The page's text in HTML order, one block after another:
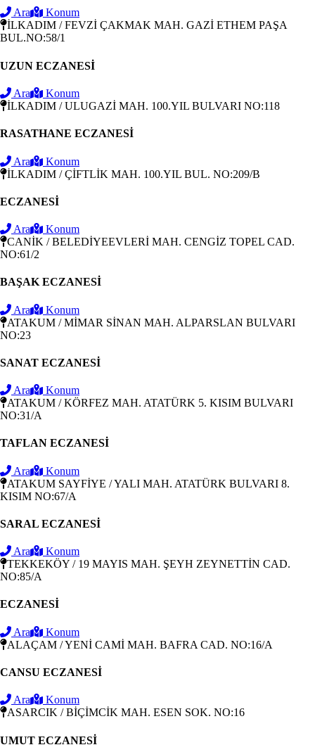
Ara
Konum
İLKADIM / FEVZİ ÇAKMAK MAH. GAZİ ETHEM PAŞA
BUL.NO:58/1
UZUN ECZANESİ
Ara
Konum
İLKADIM / ULUGAZİ MAH. 100.YIL BULVARI NO:118
RASATHANE ECZANESİ
Ara
Konum
İLKADIM / ÇİFTLİK MAH. 100.YIL BUL. NO:209/B
ECZANESİ
Ara
Konum
CANİK / BELEDİYEEVLERİ MAH. CENGİZ TOPEL CAD.
NO:61/2
BAŞAK ECZANESİ
Ara
Konum
ATAKUM / MİMAR SİNAN MAH. ALPARSLAN BULVARI
NO:23
SANAT ECZANESİ
Ara
Konum
ATAKUM / KÖRFEZ MAH. ATATÜRK 5. KISIM BULVARI
NO:31/A
TAFLAN ECZANESİ
Ara
Konum
ATAKUM SAYFİYE / YALI MAH. ATATÜRK BULVARI 8.
KISIM NO:67/A
SARAL ECZANESİ
Ara
Konum
TEKKEKÖY / 19 MAYIS MAH. ŞEYH ZEYNETTİN CAD.
NO:85/A
ECZANESİ
Ara
Konum
ALAÇAM / YENİ CAMİ MAH. BAFRA CAD. NO:16/A
CANSU ECZANESİ
Ara
Konum
ASARCIK / BİÇİMCİK MAH. ESEN SOK. NO:16
UMUT ECZANESİ